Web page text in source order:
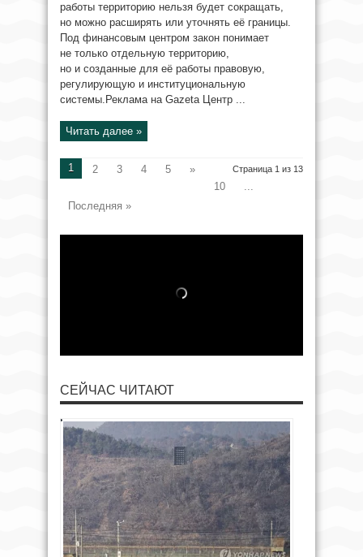
работы территорию нельзя будет сокращать,
но можно расширять или уточнять её границы.
Под финансовым центром закон понимает
не только отдельную территорию,
но и созданные для её работы правовую,
регулирующую и институциональную
системы.Реклама на Gazeta Центр ...
Читать далее »
Страница 1 из 13
1 2 3 4 5
»
10
...
Последняя »
СЕЙЧАС ЧИТАЮТ